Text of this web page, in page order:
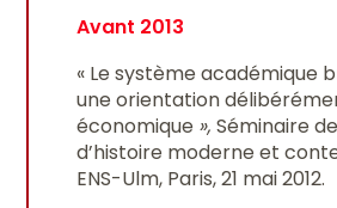
Avant 2013
« Le système académique
une orientation
économique », Séminaire
d’histoire moderne et
ENS-Ulm, Paris, 21 mai 2012.